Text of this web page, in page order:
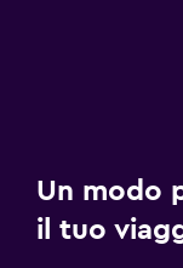
Un modo
il tuo